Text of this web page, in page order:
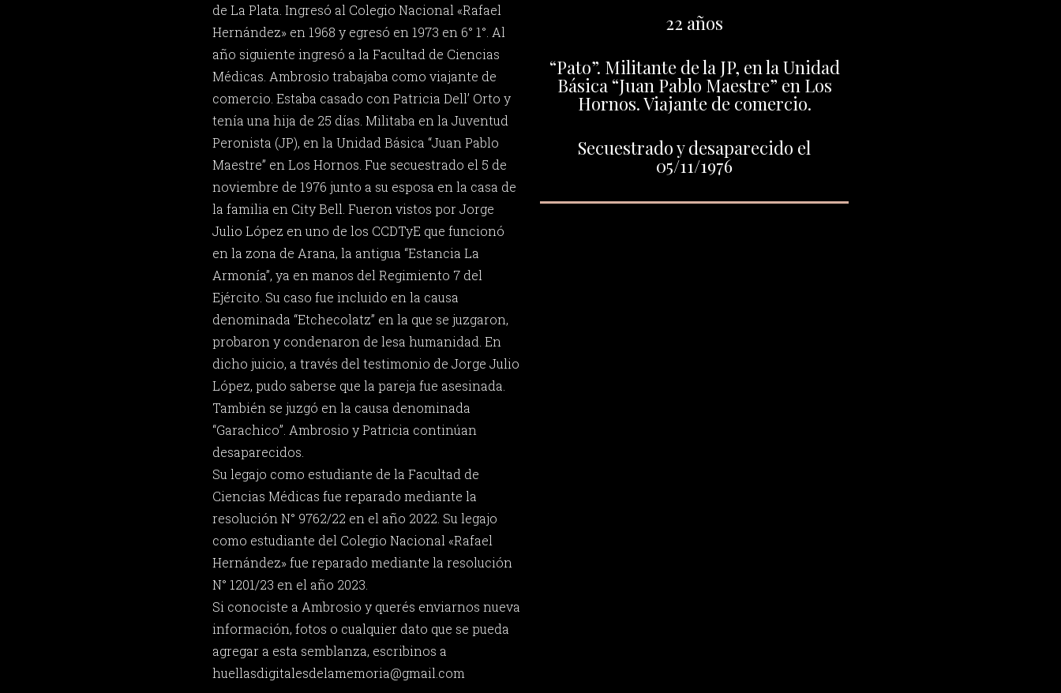
de La Plata. Ingresó al Colegio Nacional «Rafael
Hernández» en 1968 y egresó en 1973 en 6° 1°. Al
año siguiente ingresó a la Facultad de Ciencias
Médicas. Ambrosio trabajaba como viajante de
comercio. Estaba casado con Patricia Dell’ Orto y
tenía una hija de 25 días. Militaba en la Juventud
Peronista (JP), en la Unidad Básica “Juan Pablo
Maestre” en Los Hornos. Fue secuestrado el 5 de
noviembre de 1976 junto a su esposa en la casa de
la familia en City Bell. Fueron vistos por Jorge
Julio López en uno de los CCDTyE que funcionó
en la zona de Arana, la antigua “Estancia La
Armonía”, ya en manos del Regimiento 7 del
Ejército. Su caso fue incluido en la causa
denominada “Etchecolatz” en la que se juzgaron,
probaron y condenaron de lesa humanidad. En
dicho juicio, a través del testimonio de Jorge Julio
López, pudo saberse que la pareja fue asesinada.
También se juzgó en la causa denominada
“Garachico”. Ambrosio y Patricia continúan
desaparecidos.
Su legajo como estudiante de la Facultad de
Ciencias Médicas fue reparado mediante la
resolución N° 9762/22 en el año 2022. Su legajo
como estudiante del Colegio Nacional «Rafael
Hernández» fue reparado mediante la resolución
N° 1201/23 en el año 2023.
Si conociste a Ambrosio y querés enviarnos nueva
información, fotos o cualquier dato que se pueda
agregar a esta semblanza, escribinos a
huellasdigitalesdelamemoria@gmail.com
22 años
“Pato”. Militante de la JP, en la Unidad
Básica “Juan Pablo Maestre” en Los
Hornos. Viajante de comercio.
Secuestrado y desaparecido el
05/11/1976